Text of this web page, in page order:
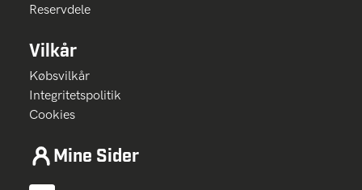
Reservdele
Vilkår
Købsvilkår
Integritetspolitik
Cookies
Mine Sider